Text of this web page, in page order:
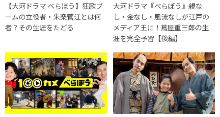
【大河ドラマ べらぼう】狂歌ブ
ームの立役者・朱楽菅江とは何
者？その生涯をたどる
大河ドラマ『べらぼう』親な
し・金なし・風流なしが江戸の
メディア王に！蔦屋重三郎の生
涯を完全予習【後編】